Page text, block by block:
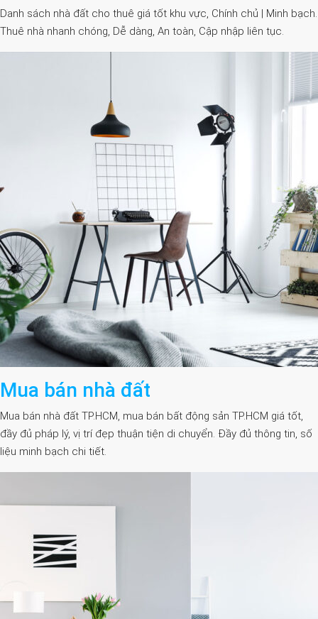
Danh sách nhà đất cho thuê giá tốt khu vực, Chính chủ | Minh bạch.
Thuê nhà nhanh chóng, Dễ dàng, An toàn, Cập nhập liên tục.
Mua bán nhà đất
Mua bán nhà đất TP.HCM, mua bán bất động sản TP.HCM giá tốt,
đầy đủ pháp lý, vị trí đẹp thuận tiện di chuyển. Đầy đủ thông tin, số
liệu minh bạch chi tiết.